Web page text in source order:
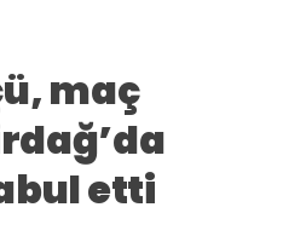
maç
etti